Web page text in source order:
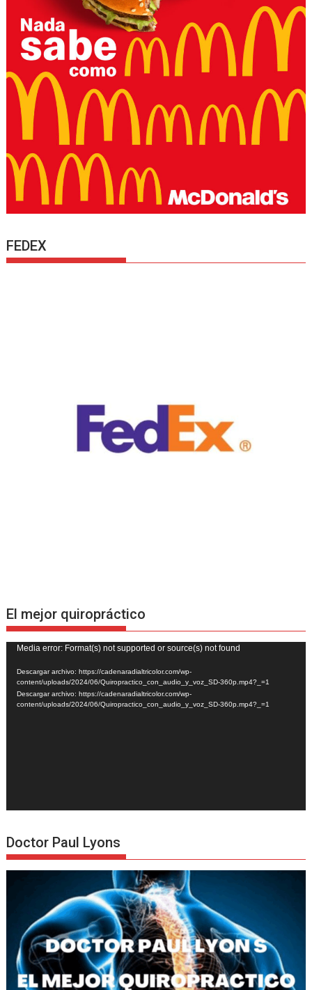
FEDEX
El mejor quiropráctico
Reproductor
de
vídeo
Media error: Format(s) not supported or source(s) not found
Descargar archivo: https://cadenaradialtricolor.com/wp-
content/uploads/2024/06/Quiropractico_con_audio_y_voz_SD-360p.mp4?_=1
Descargar archivo: https://cadenaradialtricolor.com/wp-
content/uploads/2024/06/Quiropractico_con_audio_y_voz_SD-360p.mp4?_=1
Doctor Paul Lyons